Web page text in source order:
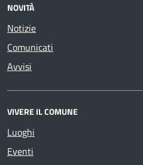
NOVITÀ
Notizie
Comunicati
Avvisi
VIVERE IL COMUNE
Luoghi
Eventi